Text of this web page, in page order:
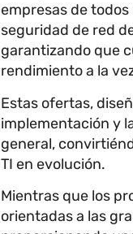
empresas de
seguridad de red
garantizando que
rendimiento a la
Estas ofertas,
implementación y
general,
TI en evolución.
Mientras que los
orientadas a las